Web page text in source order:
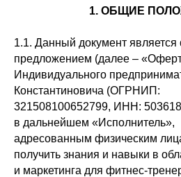
1. ОБЩИЕ
1.1. Данный документ
предложением (далее –
Индивидуального
Константиновича (ОГРНИП:
321508100652799, ИНН:
в дальнейшем «Исполнитель»,
адресованным физическим
получить знания и навыки в
и маркетинга для фитнес-